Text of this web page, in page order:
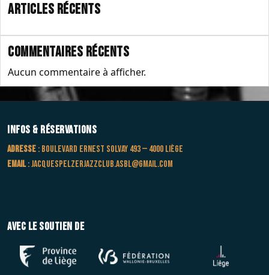
Articles récents
Commentaires récents
Aucun commentaire à afficher.
Infos & Réservations
Adresse : Boulevard Ernest Solvay 493 — 4000 Liège
Email:jacquespelzerjazzclub.asbl@gmail.com
Avec le soutien de